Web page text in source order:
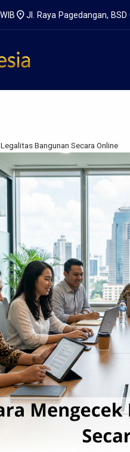
location_onJl. Raya Pagedangan,
Bangunan Secara Online